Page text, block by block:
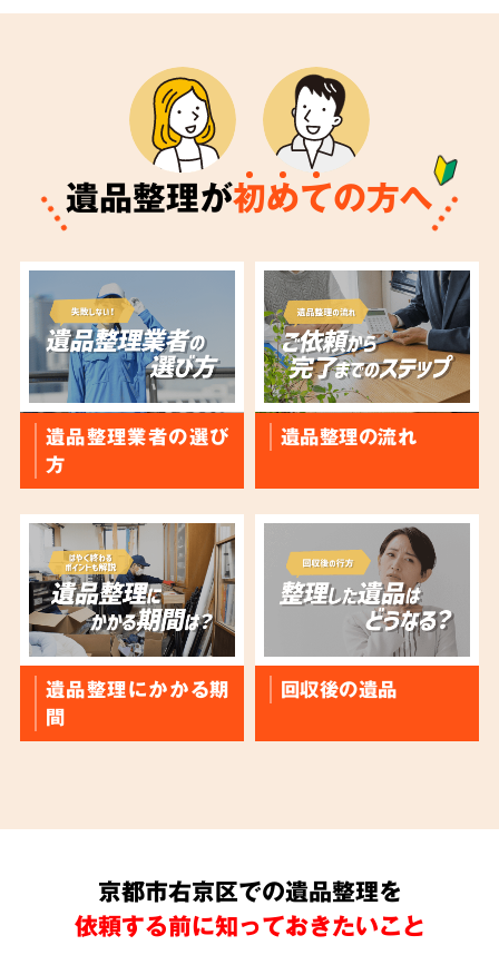
遺品整理が初めての方へ
遺品整理業者の選び
方
遺品整理の流れ
遺品整理にかかる期
間
回収後の遺品
京都市右京区での遺品整理を
依頼する前に知っておきたいこと